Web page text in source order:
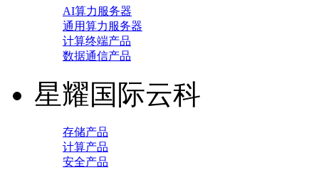
AI算力服务器
通用算力服务器
计算终端产品
数据通信产品
星耀国际云科
存储产品
计算产品
安全产品